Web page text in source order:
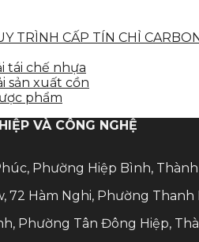
TRÌNH CẤP TÍN CHỈ
tái chế nhựa
sản xuất cồn
phẩm
VÀ CÔNG NGHỆ
Phường Hiệp Bình,
72 Hàm Nghi, Phường Thanh
Phường Tân Đông Hiệp,